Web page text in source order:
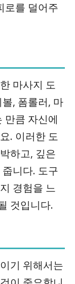
로를 덜어주
마사지 도
, 폼롤러, 마
만큼 자신에
. 이러한 도
하고, 깊은
니다. 도구
경험을 느
것입니다.
기 위해서는